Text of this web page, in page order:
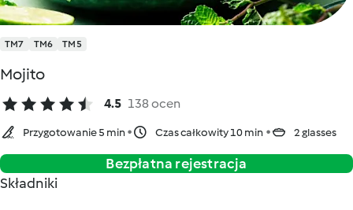
TM7 TM6 TM5
Mojito
4.5 138 ocen
Przygotowanie 5 min Czas całkowity 10 min 2 glasses
Bezpłatna rejestracja
Składniki